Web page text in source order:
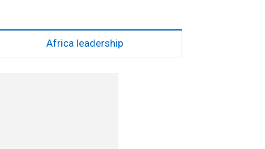
Africa leadership